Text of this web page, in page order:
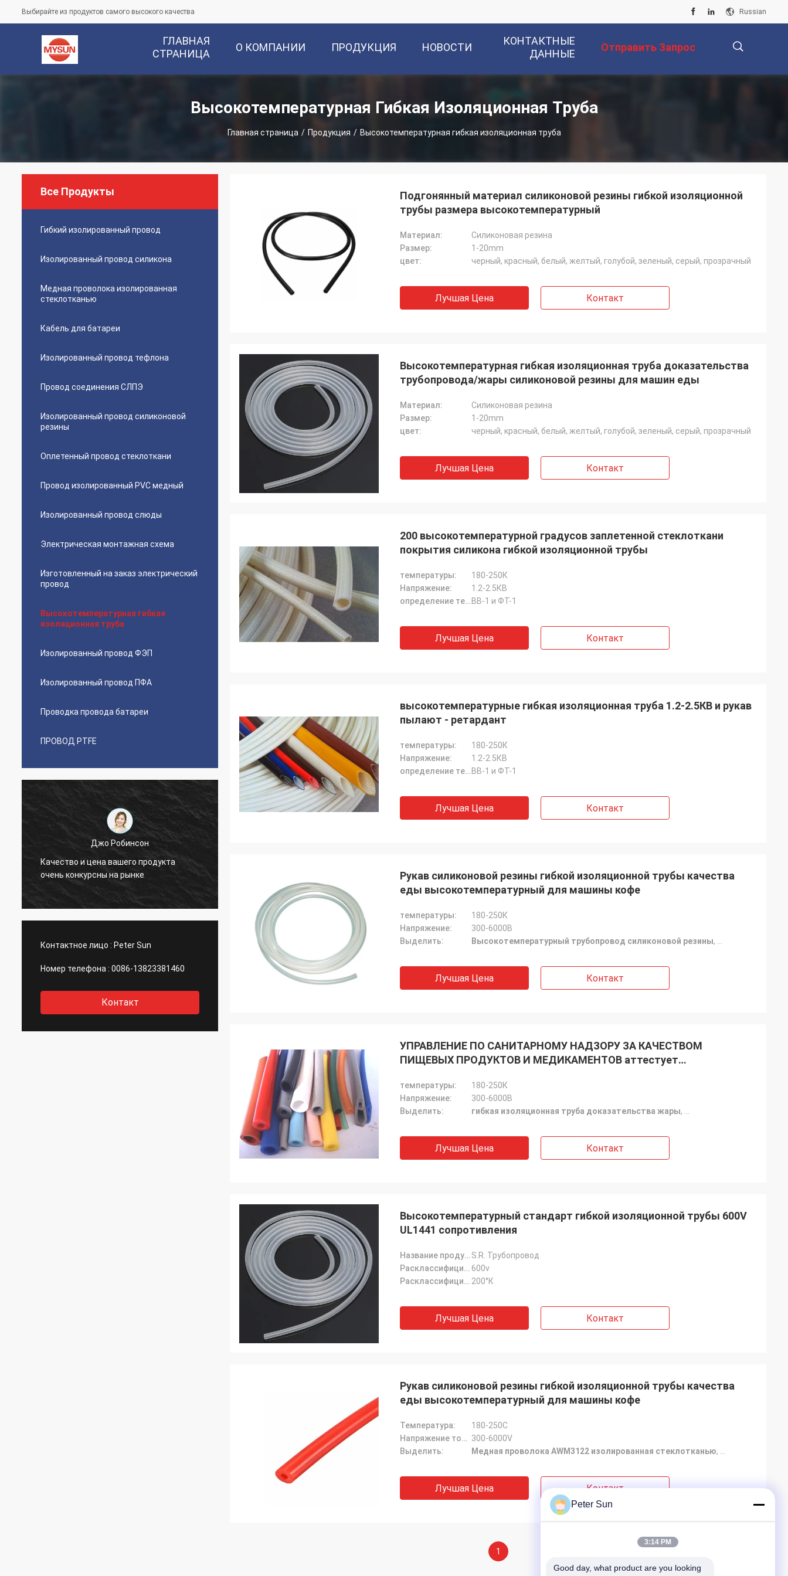
Выбирайте из продуктов самого высокого качества Russian
ГЛАВНАЯ
СТРАНИЦА
О КОМПАНИИ ПРОДУКЦИЯ НОВОСТИ
КОНТАКТНЫЕ
ДАННЫЕ
Отправить Запрос
Высокотемпературная Гибкая Изоляционная Труба
Главная страница / Продукция / Высокотемпературная гибкая изоляционная труба
Все Продукты
Гибкий изолированный провод
Изолированный провод силикона
Медная проволока изолированная
стеклотканью
Кабель для батареи
Изолированный провод тефлона
Провод соединения СЛПЭ
Изолированный провод силиконовой
резины
Оплетенный провод стеклоткани
Провод изолированный PVC медный
Изолированный провод слюды
Электрическая монтажная схема
Изготовленный на заказ электрический
провод
Высокотемпературная гибкая
изоляционная труба
Изолированный провод ФЭП
Изолированный провод ПФА
Проводка провода батареи
ПРОВОД PTFE
Джо Робинсон
Качество и цена вашего продукта
очень конкурсны на рынке
очень хорошо!
Контактное лицо : Peter Sun
Номер телефона : 0086-13823381460
Контакт
Подгонянный материал силиконовой резины гибкой изоляционной
трубы размера высокотемпературный
Материал:
Силиконовая резина
Размер:
1-20mm
цвет:
черный, красный, белый, желтый, голубой, зеленый, серый, прозрачный
Лучшая Цена Контакт
Высокотемпературная гибкая изоляционная труба доказательства
трубопровода/жары силиконовой резины для машин еды
Материал:
Силиконовая резина
Размер:
1-20mm
цвет:
черный, красный, белый, желтый, голубой, зеленый, серый, прозрачный
Лучшая Цена Контакт
200 высокотемпературной градусов заплетенной стеклоткани
покрытия силикона гибкой изоляционной трубы
температуры:
180-250К
Напряжение:
1.2-2.5КВ
определение температуры воспламенения: ВВ-1 и ФТ-1
Лучшая Цена Контакт
высокотемпературные гибкая изоляционная труба 1.2-2.5КВ и рукав
пылают - ретардант
температуры:
180-250К
Напряжение:
1.2-2.5КВ
определение температуры воспламенения: ВВ-1 и ФТ-1
Лучшая Цена Контакт
Рукав силиконовой резины гибкой изоляционной трубы качества
еды высокотемпературный для машины кофе
температуры:
180-250К
Напряжение:
300-6000В
Выделить:
Высокотемпературный трубопровод силиконовой резины,
Лучшая Цена Контакт
УПРАВЛЕНИЕ ПО САНИТАРНОМУ НАДЗОРУ ЗА КАЧЕСТВОМ
ПИЩЕВЫХ ПРОДУКТОВ И МЕДИКАМЕНТОВ аттестует
высокотемпературный рукав провода
температуры:
180-250К
Напряжение:
300-6000В
Выделить:
гибкая изоляционная труба доказательства жары,
Лучшая Цена Контакт
Высокотемпературный стандарт гибкой изоляционной трубы 600V
UL1441 сопротивления
Название продукта: S.R. Трубопровод
Расклассифицированное напряжение тока: 600v
Расклассифицированная температура: 200°К
Лучшая Цена Контакт
Рукав силиконовой резины гибкой изоляционной трубы качества
еды высокотемпературный для машины кофе
Температура:
180-250C
Напряжение тока: 300-6000V
Выделить:
Медная проволока AWM3122 изолированная стеклотканью,
Лучшая Цена Контакт
1
Peter Sun
3:14 PM
Good day, what product are you looking